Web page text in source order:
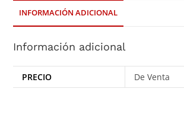
INFORMACIÓN ADICIONAL
Información adicional
PRECIO De Venta